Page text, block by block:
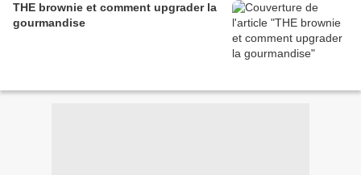
THE brownie et comment upgrader la
gourmandise